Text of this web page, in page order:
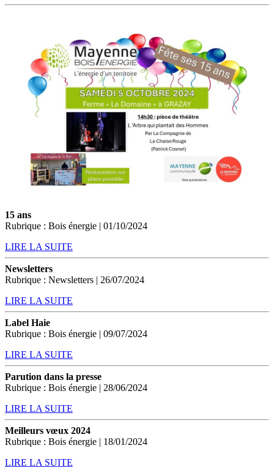
15 ans
Rubrique : Bois énergie | 01/10/2024
LIRE LA SUITE
Newsletters
Rubrique : Newsletters | 26/07/2024
LIRE LA SUITE
Label Haie
Rubrique : Bois énergie | 09/07/2024
LIRE LA SUITE
Parution dans la presse
Rubrique : Bois énergie | 28/06/2024
LIRE LA SUITE
Meilleurs vœux 2024
Rubrique : Bois énergie | 18/01/2024
LIRE LA SUITE